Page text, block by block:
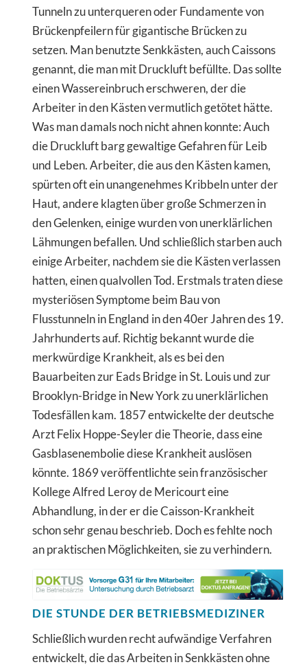
Tunneln zu unterqueren oder Fundamente von
Brückenpfeilern für gigantische Brücken zu
setzen. Man benutzte Senkkästen, auch Caissons
genannt, die man mit Druckluft befüllte. Das sollte
einen Wassereinbruch erschweren, der die
Arbeiter in den Kästen vermutlich getötet hätte.
Was man damals noch nicht ahnen konnte: Auch
die Druckluft barg gewaltige Gefahren für Leib
und Leben. Arbeiter, die aus den Kästen kamen,
spürten oft ein unangenehmes Kribbeln unter der
Haut, andere klagten über große Schmerzen in
den Gelenken, einige wurden von unerklärlichen
Lähmungen befallen. Und schließlich starben auch
einige Arbeiter, nachdem sie die Kästen verlassen
hatten, einen qualvollen Tod. Erstmals traten diese
mysteriösen Symptome beim Bau von
Flusstunneln in England in den 40er Jahren des 19.
Jahrhunderts auf. Richtig bekannt wurde die
merkwürdige Krankheit, als es bei den
Bauarbeiten zur Eads Bridge in St. Louis und zur
Brooklyn-Bridge in New York zu unerklärlichen
Todesfällen kam. 1857 entwickelte der deutsche
Arzt Felix Hoppe-Seyler die Theorie, dass eine
Gasblasenembolie diese Krankheit auslösen
könnte. 1869 veröffentlichte sein französischer
Kollege Alfred Leroy de Mericourt eine
Abhandlung, in der er die Caisson-Krankheit
schon sehr genau beschrieb. Doch es fehlte noch
an praktischen Möglichkeiten, sie zu verhindern.
DIE STUNDE DER BETRIEBSMEDIZINER
Schließlich wurden recht aufwändige Verfahren
entwickelt, die das Arbeiten in Senkkästen ohne